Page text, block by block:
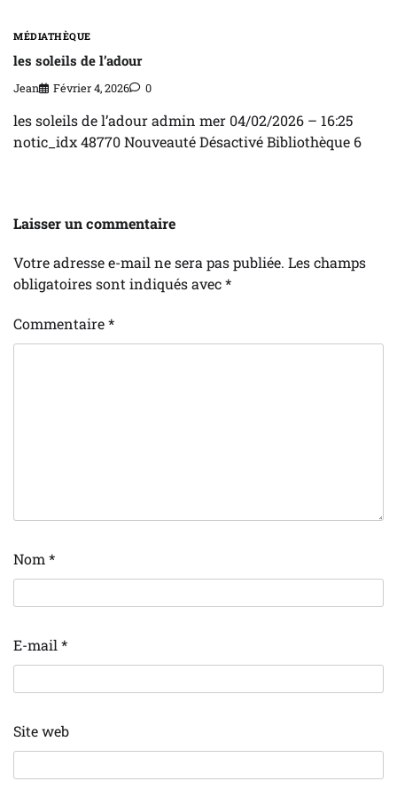
MÉDIATHÈQUE
les soleils de l’adour
Jean Février 4, 2026 0
les soleils de l’adour admin mer 04/02/2026 – 16:25
notic_idx 48770 Nouveauté Désactivé Bibliothèque 6
Laisser un commentaire
Votre adresse e-mail ne sera pas publiée. Les champs
obligatoires sont indiqués avec*
Commentaire*
Nom *
E-mail *
Site web